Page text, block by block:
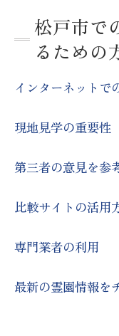
松戸市で
るための
インターネットで
現地見学の重要性
第三者の意見を参
比較サイトの活用
専門業者の利用
最新の霊園情報を